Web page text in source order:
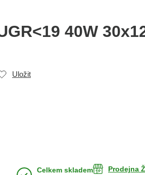
40W
Uložit
Celkem skladem
Prodejna